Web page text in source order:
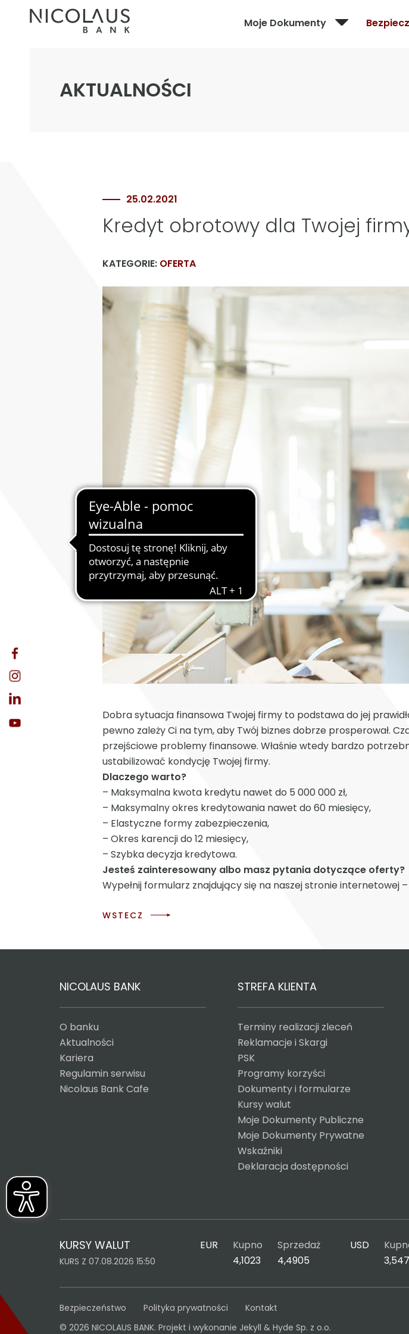
Moje Dokumenty
AKTUALNOŚCI
25.02.2021
Kredyt obrotowy dla Twojej
KATEGORIE: OFERTA
Dobra sytuacja finansowa Twojej firmy to podstawa do jej
pewno zależy Ci na tym, aby Twój biznes dobrze prosperował.
przejściowe problemy finansowe. Właśnie wtedy bardzo
ustabilizować kondycję Twojej firmy.
Dlaczego warto?
– Maksymalna kwota kredytu nawet do 5 000 000 zł,
– Maksymalny okres kredytowania nawet do 60 miesięcy,
– Elastyczne formy zabezpieczenia,
– Okres karencji do 12 miesięcy,
– Szybka decyzja kredytowa.
Jesteś zainteresowany albo masz pytania dotyczące oferty?
Wypełnij formularz znajdujący się na naszej stronie internetowej
WSTECZ
NICOLAUS BANK
O banku
Aktualności
Kariera
Regulamin serwisu
Nicolaus Bank Cafe
STREFA KLIENTA
Terminy realizacji zleceń
Reklamacje i Skargi
PSK
Programy korzyści
Dokumenty i formularze
Kursy walut
Moje Dokumenty Publiczne
Moje Dokumenty Prywatne
Wskaźniki
Deklaracja dostępności
KURSY WALUT
KURS Z 07.08.2026 15:50
EUR
Kupno
4,1023
Sprzedaż
4,4905
USD
Bezpieczeństwo Polityka prywatności
Kontakt
© 2026 NICOLAUS BANK. Projekt i wykonanie Jekyll & Hyde Sp. z o.o.